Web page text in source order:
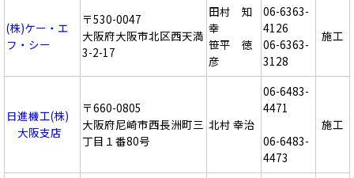
(株)ケー・エ
フ・シー
〒530-0047
大阪府大阪市北区西天満
3-2-17
田村 知
幸
笹平 徳
彦
06-6363-
4126
06-6363-
3128
施工
日進機工(株)
大阪支店
〒660-0805
大阪府尼崎市西長洲町三
丁目１番80号
北村 幸治
06-6483-
4471
06-6483-
4473
施工